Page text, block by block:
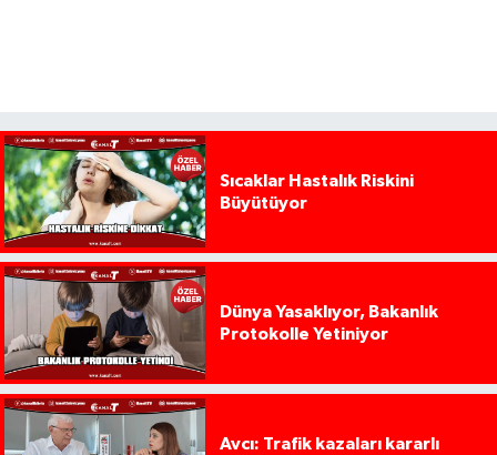
Sıcaklar Hastalık Riskini
Büyütüyor
Dünya Yasaklıyor, Bakanlık
Protokolle Yetiniyor
Avcı: Trafik kazaları kararlı